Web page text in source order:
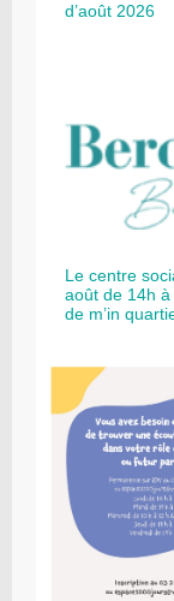
d’août 2026
Le centre
août de 14h à
de m’in